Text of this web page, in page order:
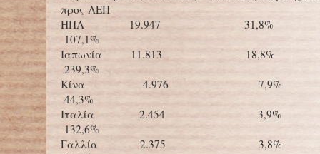
προς ΑΕΠ
ΗΠΑ 19.947
107,1%
Ιαπωνία 11.813
239,3%
Κίνα 4.976
44,3%
Ιταλία 2.454
132,6%
Γαλλία 2.375